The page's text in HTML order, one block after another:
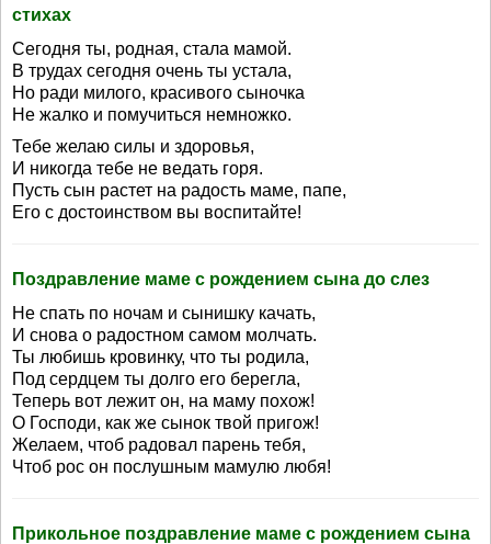
стихах
Сегодня ты, родная, стала мамой.
В трудах сегодня очень ты устала,
Но ради милого, красивого сыночка
Не жалко и помучиться немножко.
Тебе желаю силы и здоровья,
И никогда тебе не ведать горя.
Пусть сын растет на радость маме, папе,
Его с достоинством вы воспитайте!
Поздравление маме с рождением сына до слез
Не спать по ночам и сынишку качать,
И снова о радостном самом молчать.
Ты любишь кровинку, что ты родила,
Под сердцем ты долго его берегла,
Теперь вот лежит он, на маму похож!
О Господи, как же сынок твой пригож!
Желаем, чтоб радовал парень тебя,
Чтоб рос он послушным мамулю любя!
Прикольное поздравление маме с рождением сына